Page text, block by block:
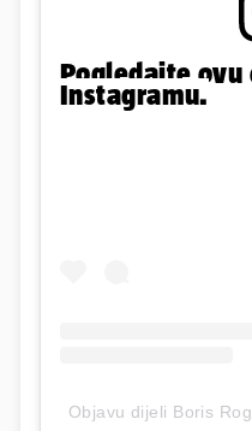
Pogledajte ovu
Instagramu.
Objavu dijeli Boris